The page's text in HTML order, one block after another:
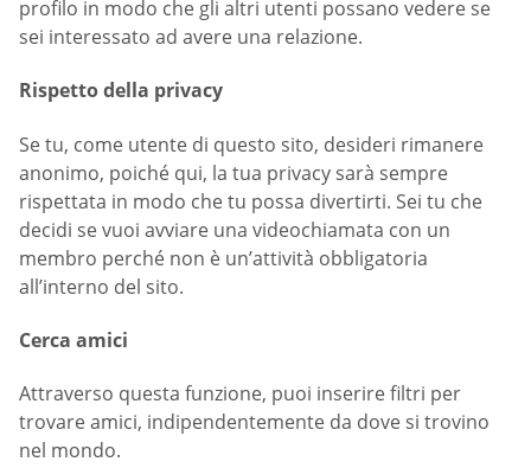
profilo in modo che gli altri utenti possano vedere se
sei interessato ad avere una relazione.
Rispetto della privacy
Se tu, come utente di questo sito, desideri rimanere
anonimo, poiché qui, la tua privacy sarà sempre
rispettata in modo che tu possa divertirti. Sei tu che
decidi se vuoi avviare una videochiamata con un
membro perché non è un’attività obbligatoria
all’interno del sito.
Cerca amici
Attraverso questa funzione, puoi inserire filtri per
trovare amici, indipendentemente da dove si trovino
nel mondo.